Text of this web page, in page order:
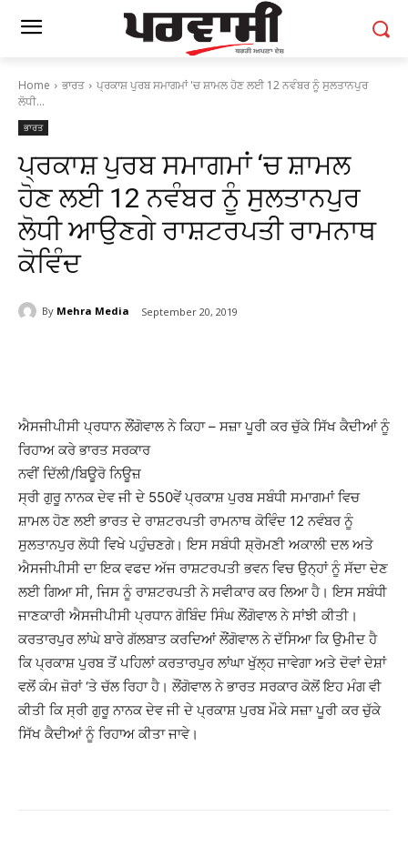
Home ਭਾਰਤ
ਪ੍ਰਕਾਸ਼ ਪੁਰਬ ਸਮਾਗਮਾਂ 'ਚ ਸ਼ਾਮਲ ਹੋਣ ਲਈ 12 ਨਵੰਬਰ ਨੂੰ ਸੁਲਤਾਨਪੁਰ
ਲੋਧੀ...
ਭਾਰਤ
ਪ੍ਰਕਾਸ਼ ਪੁਰਬ ਸਮਾਗਮਾਂ ‘ਚ ਸ਼ਾਮਲ
ਹੋਣ ਲਈ 12 ਨਵੰਬਰ ਨੂੰ ਸੁਲਤਾਨਪੁਰ
ਲੋਧੀ ਆਉਣਗੇ ਰਾਸ਼ਟਰਪਤੀ ਰਾਮਨਾਥ
ਕੋਵਿੰਦ
By Mehra Media September 20, 2019
ਐਸਜੀਪੀਸੀ ਪ੍ਰਧਾਨ ਲੌਂਗੋਵਾਲ ਨੇ ਕਿਹਾ – ਸਜ਼ਾ ਪੂਰੀ ਕਰ ਚੁੱਕੇ ਸਿੱਖ ਕੈਦੀਆਂ ਨੂੰ
ਰਿਹਾਅ ਕਰੇ ਭਾਰਤ ਸਰਕਾਰ
ਨਵੀਂ ਦਿੱਲੀ/ਬਿਊਰੋ ਨਿਊਜ਼
ਸ੍ਰੀ ਗੁਰੂ ਨਾਨਕ ਦੇਵ ਜੀ ਦੇ 550ਵੇਂ ਪ੍ਰਕਾਸ਼ ਪੁਰਬ ਸਬੰਧੀ ਸਮਾਗਮਾਂ ਵਿਚ
ਸ਼ਾਮਲ ਹੋਣ ਲਈ ਭਾਰਤ ਦੇ ਰਾਸ਼ਟਰਪਤੀ ਰਾਮਨਾਥ ਕੋਵਿੰਦ 12 ਨਵੰਬਰ ਨੂੰ
ਸੁਲਤਾਨਪੁਰ ਲੋਧੀ ਵਿਖੇ ਪਹੁੰਚਣਗੇ। ਇਸ ਸਬੰਧੀ ਸ਼੍ਰੋਮਣੀ ਅਕਾਲੀ ਦਲ ਅਤੇ
ਐਸਜੀਪੀਸੀ ਦਾ ਇਕ ਵਫਦ ਅੱਜ ਰਾਸ਼ਟਰਪਤੀ ਭਵਨ ਵਿਚ ਉਨ੍ਹਾਂ ਨੂੰ ਸੱਦਾ ਦੇਣ
ਲਈ ਗਿਆ ਸੀ, ਜਿਸ ਨੂੰ ਰਾਸ਼ਟਰਪਤੀ ਨੇ ਸਵੀਕਾਰ ਕਰ ਲਿਆ ਹੈ। ਇਸ ਸਬੰਧੀ
ਜਾਣਕਾਰੀ ਐਸਜੀਪੀਸੀ ਪ੍ਰਧਾਨ ਗੋਬਿੰਦ ਸਿੰਘ ਲੌਂਗੋਵਾਲ ਨੇ ਸਾਂਝੀ ਕੀਤੀ।
ਕਰਤਾਰਪੁਰ ਲਾਂਘੇ ਬਾਰੇ ਗੱਲਬਾਤ ਕਰਦਿਆਂ ਲੌਂਗੋਵਾਲ ਨੇ ਦੱਸਿਆ ਕਿ ਉਮੀਦ ਹੈ
ਕਿ ਪ੍ਰਕਾਸ਼ ਪੁਰਬ ਤੋਂ ਪਹਿਲਾਂ ਕਰਤਾਰਪੁਰ ਲਾਂਘਾ ਖੁੱਲ੍ਹ ਜਾਵੇਗਾ ਅਤੇ ਦੋਵਾਂ ਦੇਸ਼ਾਂ
ਵਲੋਂ ਕੰਮ ਜ਼ੋਰਾਂ ‘ਤੇ ਚੱਲ ਰਿਹਾ ਹੈ। ਲੌਂਗੋਵਾਲ ਨੇ ਭਾਰਤ ਸਰਕਾਰ ਕੋਲੋਂ ਇਹ ਮੰਗ ਵੀ
ਕੀਤੀ ਕਿ ਸ੍ਰੀ ਗੁਰੂ ਨਾਨਕ ਦੇਵ ਜੀ ਦੇ ਪ੍ਰਕਾਸ਼ ਪੁਰਬ ਮੌਕੇ ਸਜ਼ਾ ਪੂਰੀ ਕਰ ਚੁੱਕੇ
ਸਿੱਖ ਕੈਦੀਆਂ ਨੂੰ ਰਿਹਾਅ ਕੀਤਾ ਜਾਵੇ।